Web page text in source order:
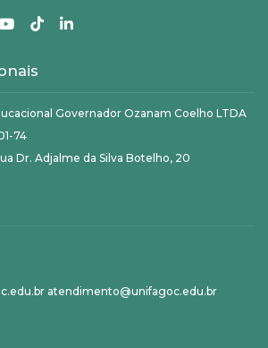
Governador Ozanam Coelho LTDA
74
Dr. Adjalme da Silva Botelho, 20
atendimento@unifagoc.edu.br